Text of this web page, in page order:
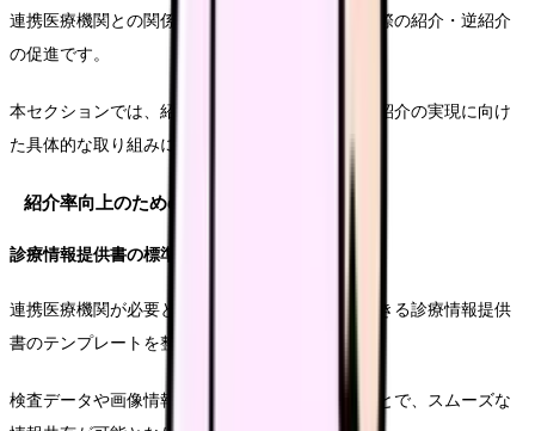
連携医療機関との関係構築後、重要となるのが実際の紹介・逆紹介
の促進です。
本セクションでは、紹介患者数の増加と適切な逆紹介の実現に向け
た具体的な取り組みについてご説明します。
紹介率向上のための体制整備
診療情報提供書の標準化
連携医療機関が必要とする情報を漏れなく記載できる診療情報提供
書のテンプレートを整備します。
検査データや画像情報の添付方法を標準化することで、スムーズな